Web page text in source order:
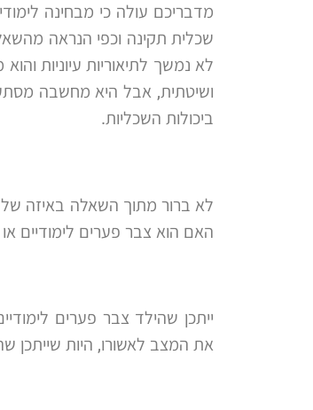
מדבריכם עולה כי מבחינה
שכלית תקינה וכפי הנראה
לא נמשך לתיאוריות עיוניות
ושיטתית, אבל היא מחשבה
ביכולות השכליות.
לא ברור מתוך השאלה באיזה
האם הוא צבר פערים לימודיים או
ייתכן שהילד צבר פערים
את המצב לאשורו, היות שייתכן